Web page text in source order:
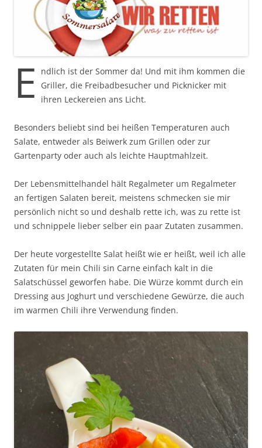
E
ndlich ist der Sommer da! Und mit ihm kommen die
Griller, die Freibadbesucher und Picknicker mit
ihren Leckereien ans Licht.
Besonders beliebt sind bei heißen Temperaturen auch
Salate, entweder als Beiwerk zum Grillen oder zur
Gartenparty oder auch als leichte Hauptmahlzeit.
Der Lebensmittelhandel hält Regalmeter um Regalmeter
an fertigen Salaten bereit, meistens schmecken sie mir
persönlich nicht so und deshalb rette ich, was zu rette ist
und schnippele lieber selber ein paar Zutaten zusammen.
Der heute vorgestellte Salat heißt wie er heißt, weil ich alle
Zutaten für mein Chili sin Carne einfach kalt in die
Salatschüssel geworfen habe. Die Würze kommt durch ein
Dressing aus Joghurt und verschiedene Gewürze, die auch
im warmen Chili ihre Verwendung finden.